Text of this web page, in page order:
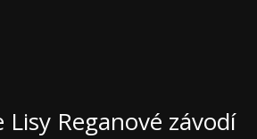
Lisy Reganové závodí